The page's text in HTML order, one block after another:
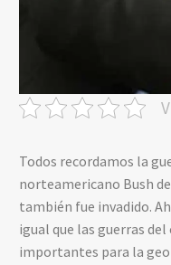
Todos recordamos la
norteamericano Bush
también fue invadido.
igual que las guerras
importantes para la